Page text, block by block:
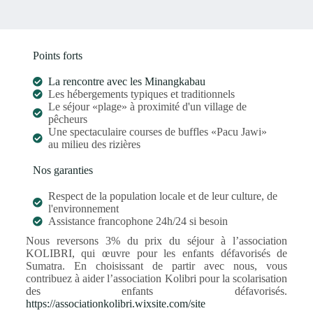
Points forts
La rencontre avec les Minangkabau
Les hébergements typiques et traditionnels
Le séjour «plage» à proximité d'un village de
pêcheurs
Une spectaculaire courses de buffles «Pacu Jawi»
au milieu des rizières
Nos garanties
Respect de la population locale et de leur culture, de
l'environnement
Assistance francophone 24h/24 si besoin
Nous reversons 3% du prix du séjour à l’association
KOLIBRI, qui œuvre pour les enfants défavorisés de
Sumatra. En choisissant de partir avec nous, vous
contribuez à aider l’association Kolibri pour la scolarisation
des enfants défavorisés.
https://associationkolibri.wixsite.com/site